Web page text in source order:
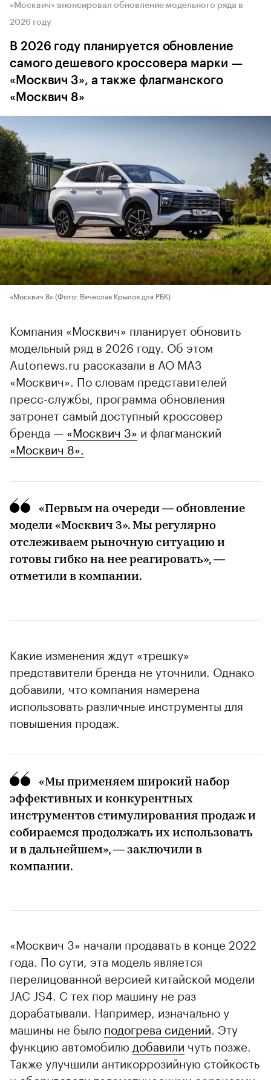
«Москвич» анонсировал обновление модельного ряда в
2026 году
В 2026 году планируется обновление
самого дешевого кроссовера марки —
«Москвич 3», а также флагманского
«Москвич 8»
«Москвич 8» (Фото: Вячеслав Крылов для РБК)
Компания «Москвич» планирует обновить
модельный ряд в 2026 году. Об этом
Autonews.ru рассказали в АО МАЗ
«Москвич». По словам представителей
пресс-службы, программа обновления
затронет самый доступный кроссовер
бренда — «Москвич 3» и флагманский
«Москвич 8».
«Первым на очереди — обновление
модели «Москвич 3». Мы регулярно
отслеживаем рыночную ситуацию и
готовы гибко на нее реагировать», —
отметили в компании.
Какие изменения ждут «трешку»
представители бренда не уточнили. Однако
добавили, что компания намерена
использовать различные инструменты для
повышения продаж.
«Мы применяем широкий набор
эффективных и конкурентных
инструментов стимулирования продаж и
собираемся продолжать их использовать
и в дальнейшем», — заключили в
компании.
«Москвич 3» начали продавать в конце 2022
года. По сути, эта модель является
перелицованной версией китайской модели
JAC JS4. С тех пор машину не раз
дорабатывали. Например, изначально у
машины не было подогрева сидений. Эту
функцию автомобилю добавили чуть позже.
Также улучшили антикоррозийную стойкость